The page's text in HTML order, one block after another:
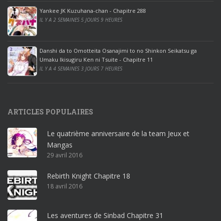
ff
i
c
e
2
0
1
r
o
ff
i
c
e
3
Yankee JK Kuzuhana-chan - Chapitre 288
IL Y A 2 SEMAINES 5 JOURS 9 HEURES
Danshi da to Omotteita Osanajimi to no Shinkon Seikatsu ga
Umaku Ikisugiru Ken ni Tsuite - Chapitre 11
IL Y A 4 SEMAINES 3 JOURS 7 HEURES
ARTICLES POPULAIRES
Le quatrième anniversaire de la team Jeux et
Mangas
29 avril 2016
Rebirth Knight Chapitre 18
18 avril 2016
Les aventures de Sinbad Chapitre 31